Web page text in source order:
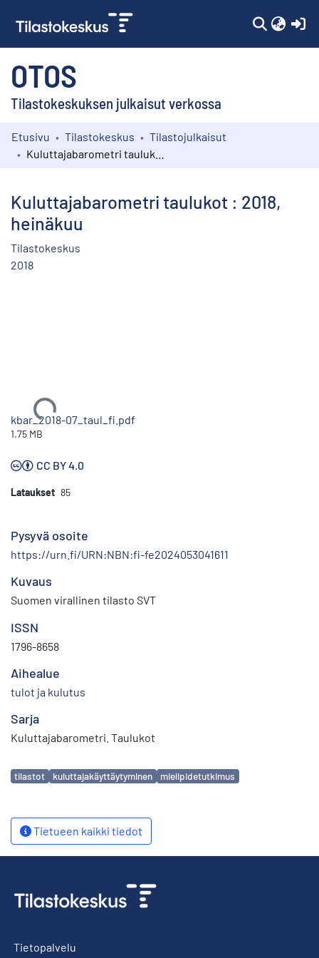
OTOS
Tilastokeskuksen julkaisut verkossa
Kokoelmat
Etusivu Tilastokeskus
Tilastojulkaisut
Kuluttajabarometri taulukot : 2018,
heinäkuu
Tilastokeskus
2018
Ladataan...
kbar_2018-07_taul_fi.pdf
1.75 MB
CC BY 4.0
Lataukset 85
Pysyvä osoite
https://urn.fi/URN:NBN:fi-fe2024053041611
Kuvaus
Suomen virallinen tilasto SVT
ISSN
1796-8658
Aihealue
tulot ja kulutus
Sarja
Kuluttajabarometri. Taulukot
Avainsanat
tilastot kuluttajakäyttäytyminen mielipidetutkimus
Tietueen kaikki tiedot
Tietopalvelu